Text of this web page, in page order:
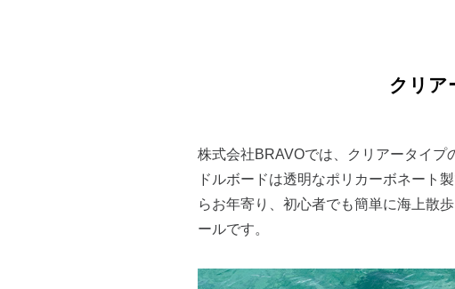
クリア
株式会社BRAVOでは、クリアータイ
ドルボードは透明なポリカーボネート
らお年寄り、初心者でも簡単に海上散
ールです。